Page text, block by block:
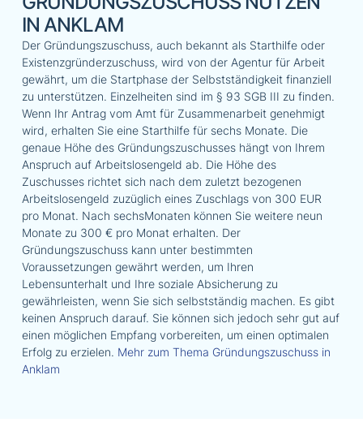
IN ANKLAM
Der Gründungszuschuss, auch bekannt als Starthilfe oder
Existenzgründerzuschuss, wird von der Agentur für Arbeit
gewährt, um die Startphase der Selbstständigkeit finanziell
zu unterstützen. Einzelheiten sind im § 93 SGB III zu finden.
Wenn Ihr Antrag vom Amt für Zusammenarbeit genehmigt
wird, erhalten Sie eine Starthilfe für sechs Monate. Die
genaue Höhe des Gründungszuschusses hängt von Ihrem
Anspruch auf Arbeitslosengeld ab. Die Höhe des
Zuschusses richtet sich nach dem zuletzt bezogenen
Arbeitslosengeld zuzüglich eines Zuschlags von 300 EUR
pro Monat. Nach sechsMonaten können Sie weitere neun
Monate zu 300 € pro Monat erhalten. Der
Gründungszuschuss kann unter bestimmten
Voraussetzungen gewährt werden, um Ihren
Lebensunterhalt und Ihre soziale Absicherung zu
gewährleisten, wenn Sie sich selbstständig machen. Es gibt
keinen Anspruch darauf. Sie können sich jedoch sehr gut auf
einen möglichen Empfang vorbereiten, um einen optimalen
Erfolg zu erzielen. Mehr zum Thema Gründungszuschuss in
Anklam